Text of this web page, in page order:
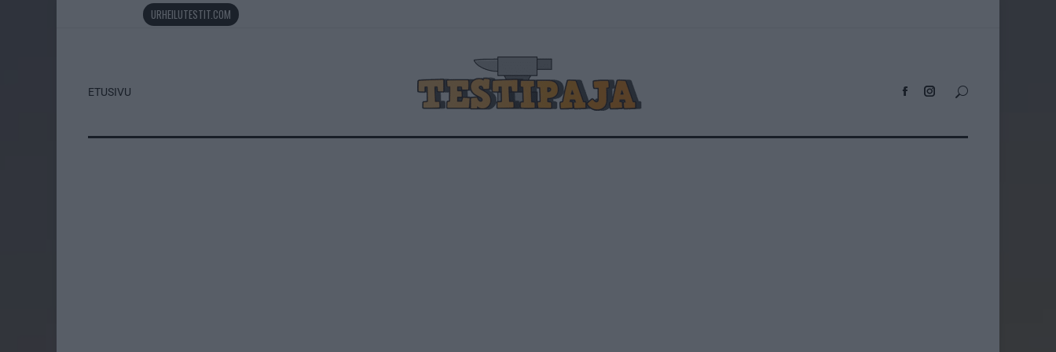
URHEILUTESTIT.COM
ETUSIVU